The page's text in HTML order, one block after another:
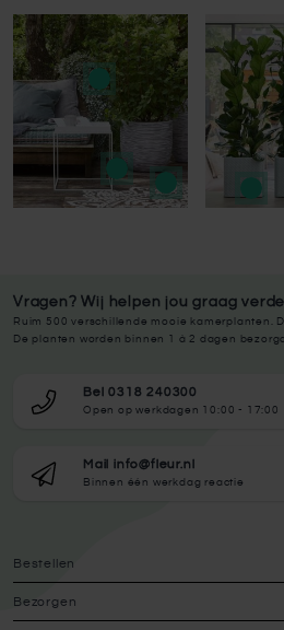
Press to skip carousel
Press to skip carousel
Vragen? Wij helpen jou graag
Ruim 500 verschillende mooie kamerplanten.
De planten worden binnen 1 à 2 dagen
Bel 0318 240300
Open op werkdagen 10:00 - 17:00
Mail info@fleur.nl
Binnen één werkdag reactie
Bestellen
Bezorgen